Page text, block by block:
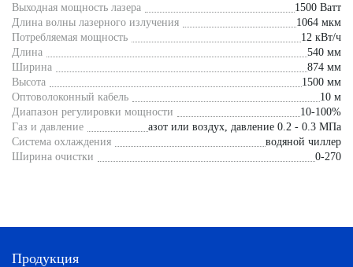
Выходная мощность лазера
1500 Ватт
Длина волны лазерного излучения
1064 мкм
Потребляемая мощность
12 кВт/ч
Длина
540 мм
Ширина
874 мм
Высота
1500 мм
Оптоволоконный кабель
10 м
Диапазон регулировки мощности
10-100%
Газ и давление
азот или воздух, давление 0.2 - 0.3 МПа
Система охлаждения
водяной чиллер
Ширина очистки
0-270
Продукция